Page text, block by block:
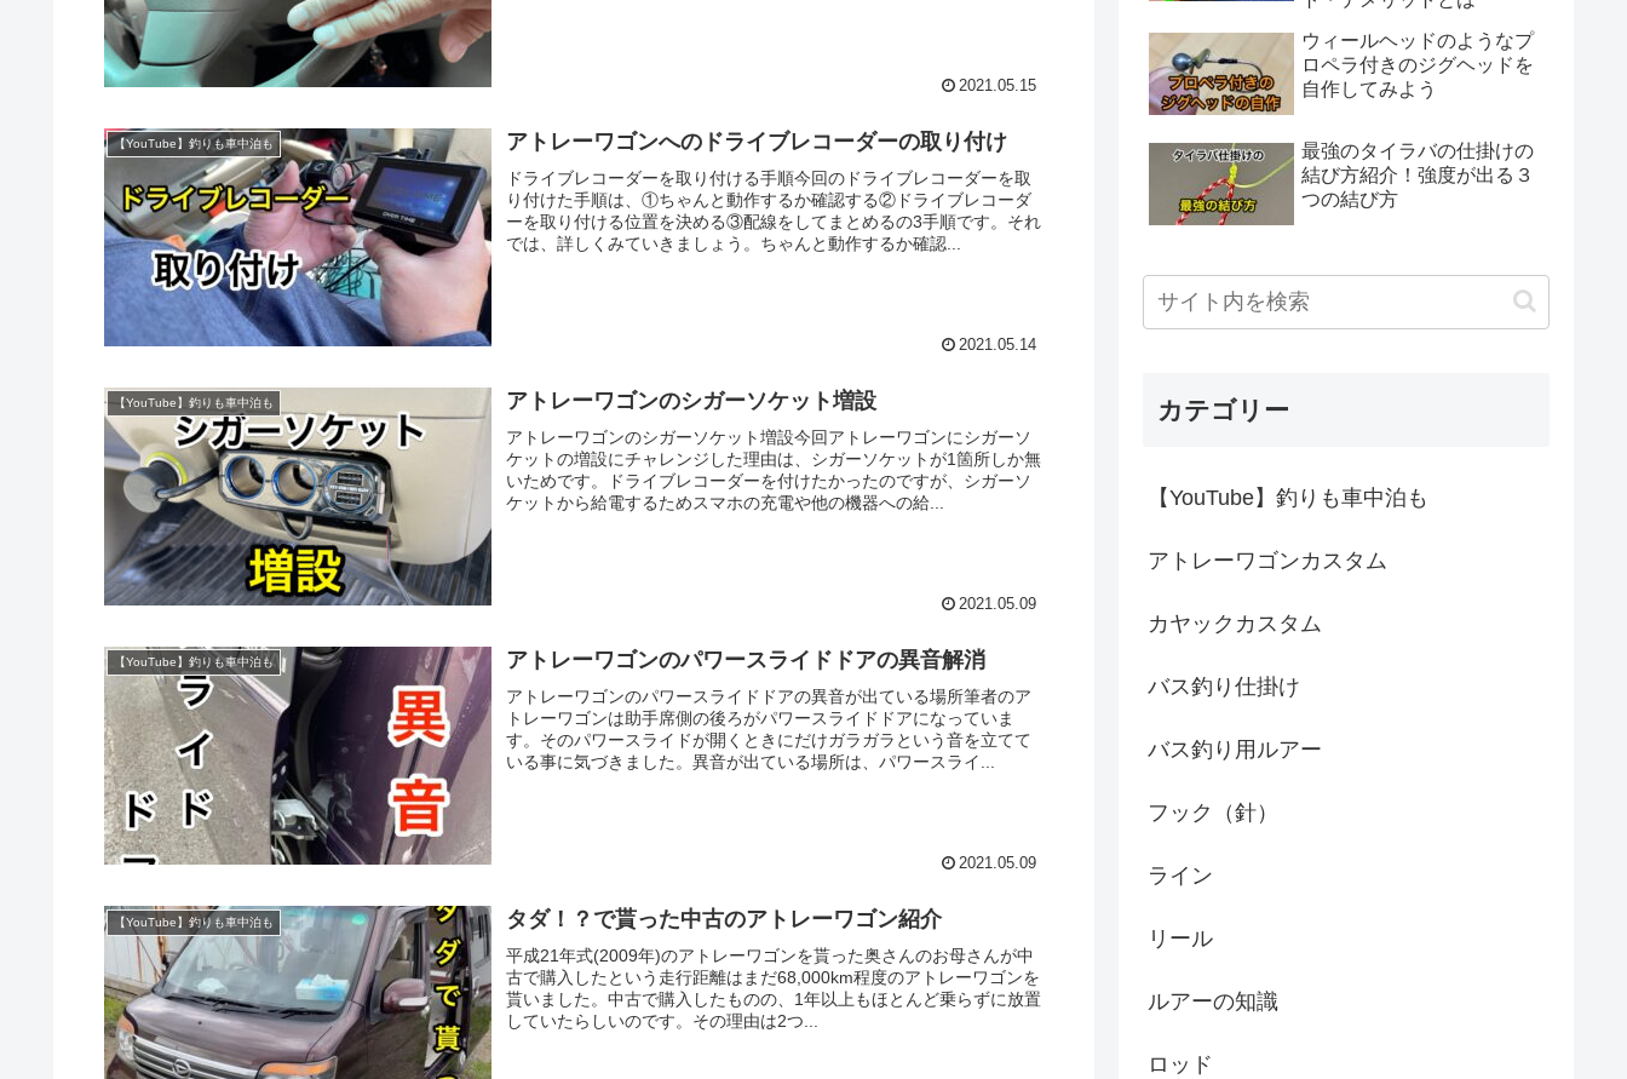
2021.05.15
【YouTube】釣りも車中泊も アトレーワゴンへのドライブレコーダーの取り付け
ドライブレコーダーを取り付ける手順今回のドライブレコーダーを取
り付けた手順は、①ちゃんと動作するか確認する②ドライブレコーダ
ーを取り付ける位置を決める③配線をしてまとめるの3手順です。それ
では、詳しくみていきましょう。ちゃんと動作するか確認...
2021.05.14
【YouTube】釣りも車中泊も アトレーワゴンのシガーソケット増設
アトレーワゴンのシガーソケット増設今回アトレーワゴンにシガーソ
ケットの増設にチャレンジした理由は、シガーソケットが1箇所しか無
いためです。ドライブレコーダーを付けたかったのですが、シガーソ
ケットから給電するためスマホの充電や他の機器への給...
2021.05.09
【YouTube】釣りも車中泊も アトレーワゴンのパワースライドドアの異音解消
アトレーワゴンのパワースライドドアの異音が出ている場所筆者のア
トレーワゴンは助手席側の後ろがパワースライドドアになっていま
す。そのパワースライドが開くときにだけガラガラという音を立てて
いる事に気づきました。異音が出ている場所は、パワースライ...
2021.05.09
【YouTube】釣りも車中泊も タダ！？で貰った中古のアトレーワゴン紹介
平成21年式(2009年)のアトレーワゴンを貰った奥さんのお母さんが中
古で購入したという走行距離はまだ68,000km程度のアトレーワゴンを
貰いました。中古で購入したものの、1年以上もほとんど乗らずに放置
していたらしいのです。その理由は2つ...
ウィールヘッドのようなプ
ロペラ付きのジグヘッドを
自作してみよう
最強のタイラバの仕掛けの
結び方紹介！強度が出る３
つの結び方
カテゴリー
【YouTube】釣りも車中泊も
アトレーワゴンカスタム
カヤックカスタム
バス釣り仕掛け
バス釣り用ルアー
フック（針）
ライン
リール
ルアーの知識
ロッド